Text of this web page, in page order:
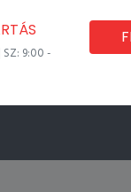
SZ: 9:00 -